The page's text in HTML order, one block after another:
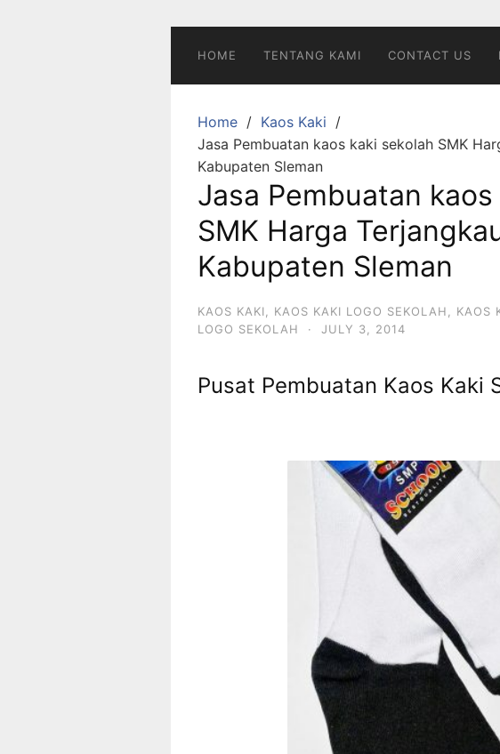
HOME TENTANG KAMI CONTACT US
Home
Kaos Kaki
Jasa Pembuatan kaos kaki sekolah SMK
Kabupaten Sleman
Jasa Pembuatan
SMK Harga
Kabupaten Sleman
KAOS KAKI KAOS KAKI LOGO SEKOLAH
KAOS
LOGO SEKOLAH
· JULY 3, 2014
Pusat Pembuatan Kaos Kaki